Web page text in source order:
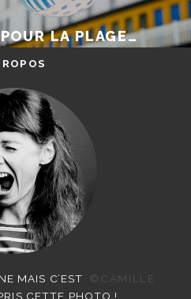
LA PLAGE…
MAIS C’EST
©CAMILLE
CETTE PHOTO !